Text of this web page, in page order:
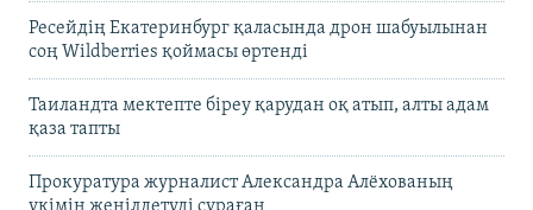
Ресейдің Екатеринбург қаласында дрон шабуылынан
соң Wildberries қоймасы өртенді
Таиландта мектепте біреу қарудан оқ атып, алты адам
қаза тапты
Прокуратура журналист Александра Алёхованың